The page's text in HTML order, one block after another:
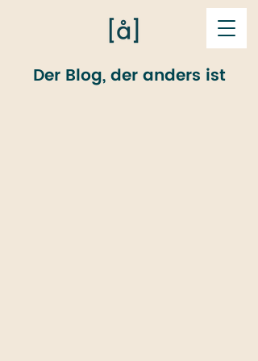
Der Blog, der anders ist